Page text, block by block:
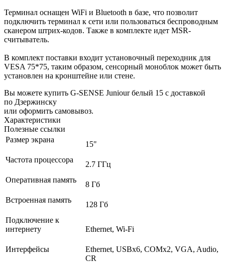
Терминал оснащен WiFi и Bluetooth в базе, что позволит
подключить терминал к сети или пользоваться беспроводным
сканером штрих-кодов. Также в комплекте идет MSR-
считыватель.
В комплект поставки входит установочный переходник для
VESA 75*75, таким образом, сенсорный моноблок может быть
установлен на кронштейне или стене.
Вы можете купить G-SENSE Juniour белый 15 с доставкой
по Дзержинску
или оформить самовывоз.
Характеристики
Полезные ссылки
Размер экрана
15"
Частота процессора
2.7 ГГц
Оперативная память
8 Гб
Встроенная память
128 Гб
Подключение к
интернету
Ethernet, Wi-Fi
Интерфейсы
Ethernet, USBх6, COMх2, VGA, Audio,
CR